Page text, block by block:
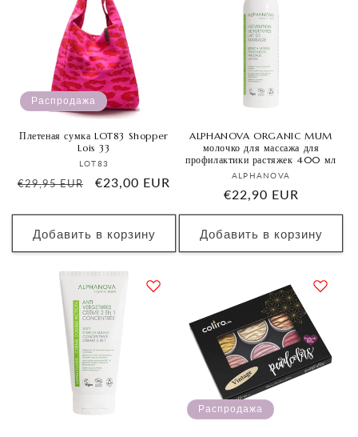
Распродажа
Плетеная сумка LOT83 Shopper
Lois 33
Продавец:
LOT83
Обычная
€29,95 EUR
Цена
скидкой
€23,00 EUR
Добавить в корзину
ALPHANOVA ORGANIC MUM
молочко для массажа для
профилактики растяжек 400 мл
Продавец:
ALPHANOVA
Обычная
цена
€22,90 EUR
Добавить в корзину
Распродажа